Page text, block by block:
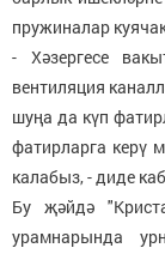
пружиналар
- Хәзергесе
вентиляция
шуңа да күп
фатирларга керү
калабыз, - диде
Бу җәйдә
урамнарында